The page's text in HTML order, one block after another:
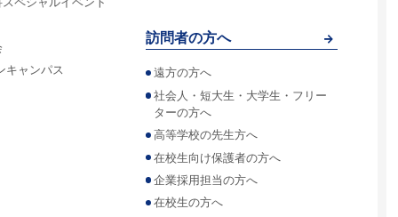
キャンパス
訪問者の方へ
遠方の方へ
社会人・短大生・大学生・フリー
ターの方へ
高等学校の先生方へ
在校生向け保護者の方へ
企業採用担当の方へ
在校生の方へ